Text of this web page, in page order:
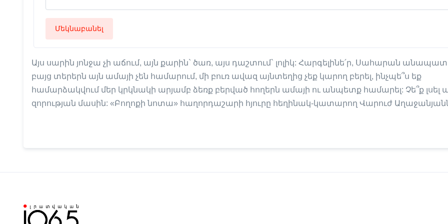
Մեկնաբանել
Այս սարին յոնջա չի աճում, այն քարին` ծառ, այս դաշտում` լոլիկ: Հարգելինե՛ր, Սահարան անապատ
բայց տերերն այն ամայի չեն համարում, մի բուռ ավազ այնտեղից չեք կարող բերել, ինչպե՞ս եք
համարձակվում մեր կրկնակի արյամբ ձեռք բերված հողերն ամայի ու անպետք համարել: Չե՞ք լսել
զորության մասին: «Բողոքի նոտա» հաղորդաշարի հյուրը հեղինակ-կատարող Վարուժ